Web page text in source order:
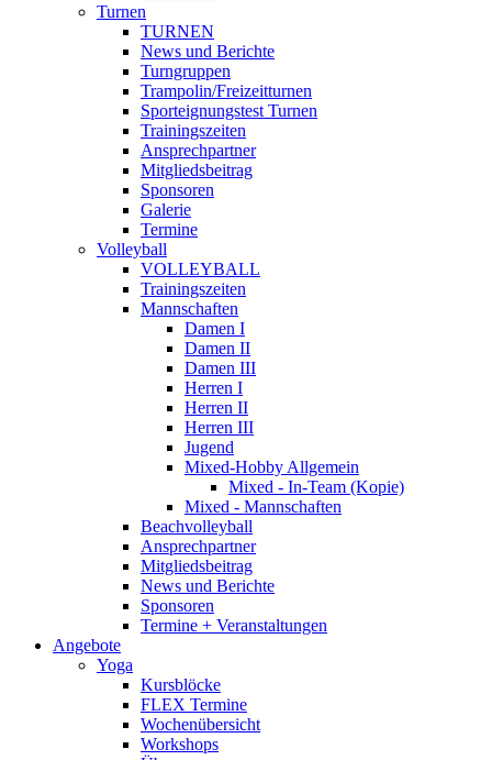
Turnen
TURNEN
News und Berichte
Turngruppen
Trampolin/Freizeitturnen
Sporteignungstest Turnen
Trainingszeiten
Ansprechpartner
Mitgliedsbeitrag
Sponsoren
Galerie
Termine
Volleyball
VOLLEYBALL
Trainingszeiten
Mannschaften
Damen I
Damen II
Damen III
Herren I
Herren II
Herren III
Jugend
Mixed-Hobby Allgemein
Mixed - In-Team (Kopie)
Mixed - Mannschaften
Beachvolleyball
Ansprechpartner
Mitgliedsbeitrag
News und Berichte
Sponsoren
Termine + Veranstaltungen
Angebote
Yoga
Kursblöcke
FLEX Termine
Wochenübersicht
Workshops